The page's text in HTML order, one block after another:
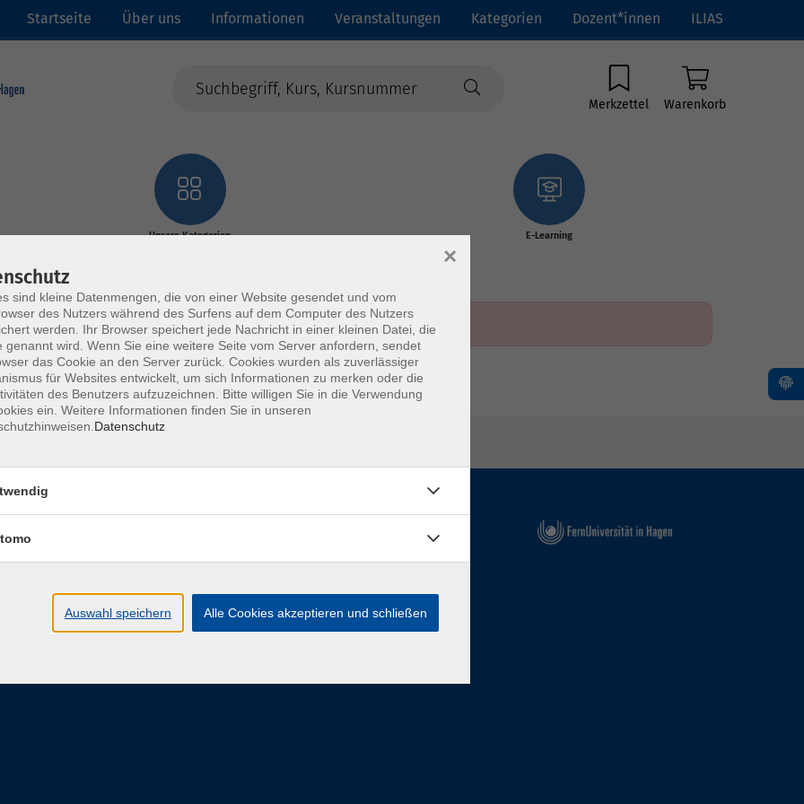
Startseite Über uns Informationen Veranstaltungen Kategorien Dozent*innen ILIAS
Merkzettel Warenkorb
Unsere Kategorien E-Learning
zum jeweiligen
sind kleine Datenmengen, die von einer Website gesendet und vom
des Nutzers während des Surfens auf dem Computer des Nutzers
werden. Ihr Browser speichert jede Nachricht in einer kleinen Datei, die
genannt wird. Wenn Sie eine weitere Seite vom Server anfordern, sendet
das Cookie an den Server zurück. Cookies wurden als zuverlässiger
für Websites entwickelt, um sich Informationen zu merken oder die
des Benutzers aufzuzeichnen. Bitte willigen Sie in die Verwendung
ein. Weitere Informationen finden Sie in unseren
Datenschutz
×
Auswahl speichern Alle Cookies akzeptieren und schließen